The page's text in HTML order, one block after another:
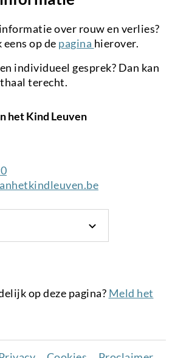
over rouw en verlies?
op de pagina hierover.
individueel gesprek? Dan kan
terecht.
het Kind Leuven
op deze pagina? Meld het